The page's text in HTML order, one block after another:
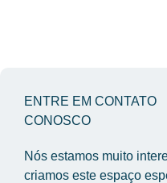
ENTRE EM CONTATO
CONOSCO
Nós estamos muito
criamos este espaço